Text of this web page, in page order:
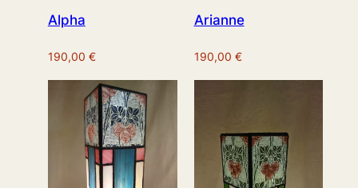
Alpha
190,00 €
Arianne
190,00 €